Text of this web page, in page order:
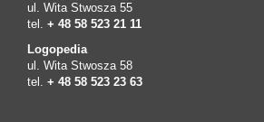
ul. Wita Stwosza 55
tel. + 48 58 523 21 11
Logopedia
ul. Wita Stwosza 58
tel. + 48 58 523 23 63